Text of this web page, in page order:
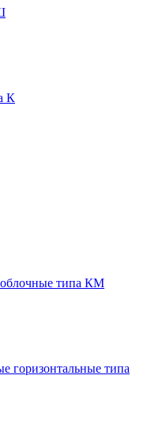
К
типа КМ
горизонтальные типа